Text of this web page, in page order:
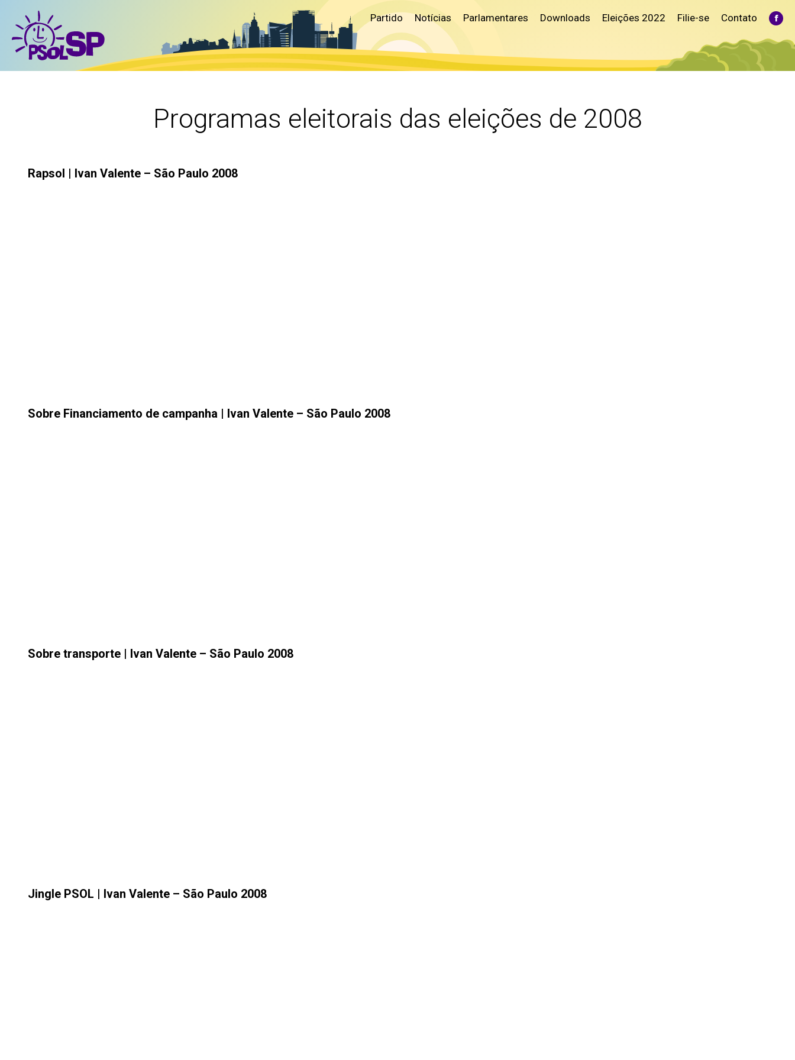
Partido Notícias Parlamentares Downloads Eleições 2022 Filie-se Contato
Programas eleitorais das eleições de 2008
Rapsol | Ivan Valente – São Paulo 2008
Sobre Financiamento de campanha | Ivan Valente – São Paulo 2008
Sobre transporte | Ivan Valente – São Paulo 2008
Jingle PSOL | Ivan Valente – São Paulo 2008